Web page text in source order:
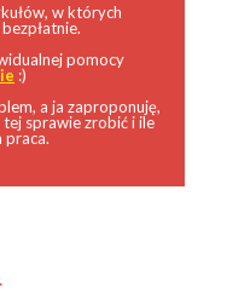
w których
pomocy
:)
a ja zaproponuję,
sprawie zrobić i ile
praca.